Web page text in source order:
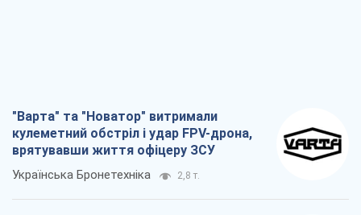
"Варта" та "Новатор" витримали
кулеметний обстріл і удар FPV-дрона,
врятувавши життя офіцеру ЗСУ
Українська Бронетехніка 2,8 т.